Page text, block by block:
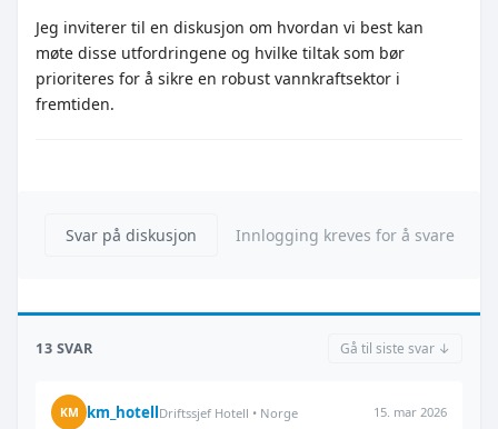
Jeg inviterer til en diskusjon om hvordan vi best kan
møte disse utfordringene og hvilke tiltak som bør
prioriteres for å sikre en robust vannkraftsektor i
fremtiden.
Svar på diskusjon Innlogging kreves for å svare
13 SVAR Gå til siste svar ↓
KM km_hotellDriftssjef Hotell • Norge 15. mar 2026